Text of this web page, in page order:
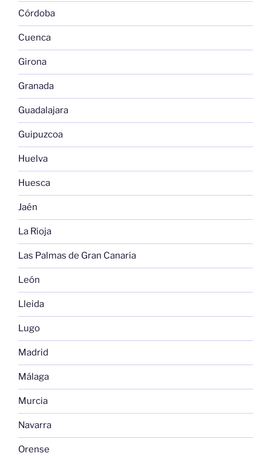
Córdoba
Cuenca
Girona
Granada
Guadalajara
Guipuzcoa
Huelva
Huesca
Jaén
La Rioja
Las Palmas de Gran Canaria
León
Lleida
Lugo
Madrid
Málaga
Murcia
Navarra
Orense